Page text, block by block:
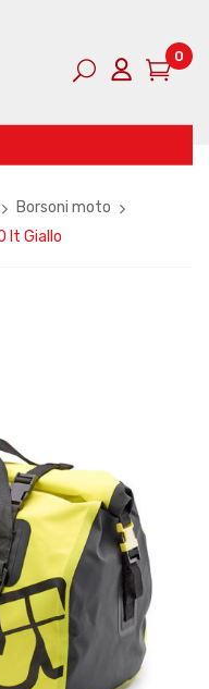
0
Borsoni moto
lt Giallo